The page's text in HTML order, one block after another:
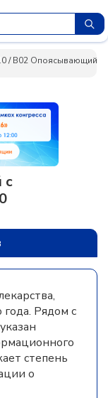
/B02 Опоясывающий
с
Рядом с
степень
о